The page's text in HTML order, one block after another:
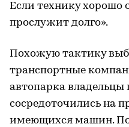
Если технику хорошо
прослужит долго».
Похожую тактику
транспортные
автопарка владельцы
сосредоточились на
имеющихся машин.